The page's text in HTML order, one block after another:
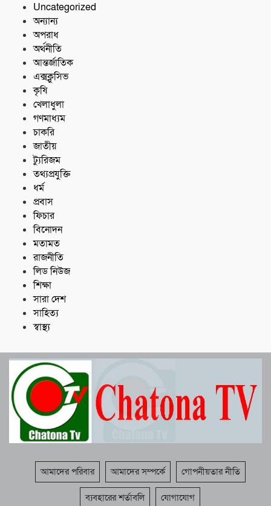
Uncategorized
অন্যান্য
অপরাধ
অর্থনীতি
আন্তর্জাতিক
এক্সক্লুসিভ
কৃষি
খেলাধুলা
গণমাধ্যম
চাকরি
জাতীয়
ট্যুরিজম
তথ্যপ্রযুক্তি
ধর্ম
প্রবাস
ফিচার
বিনোদন
মতামত
রাজনীতি
লিড নিউজ
শিক্ষা
সারা দেশ
সাহিত্য
স্বাস্থ্য
আমাদের পরিবার আমাদের সম্পর্কে গোপনীয়তার নীতি
ব্যবহারের শর্তাবলি যোগাযোগ